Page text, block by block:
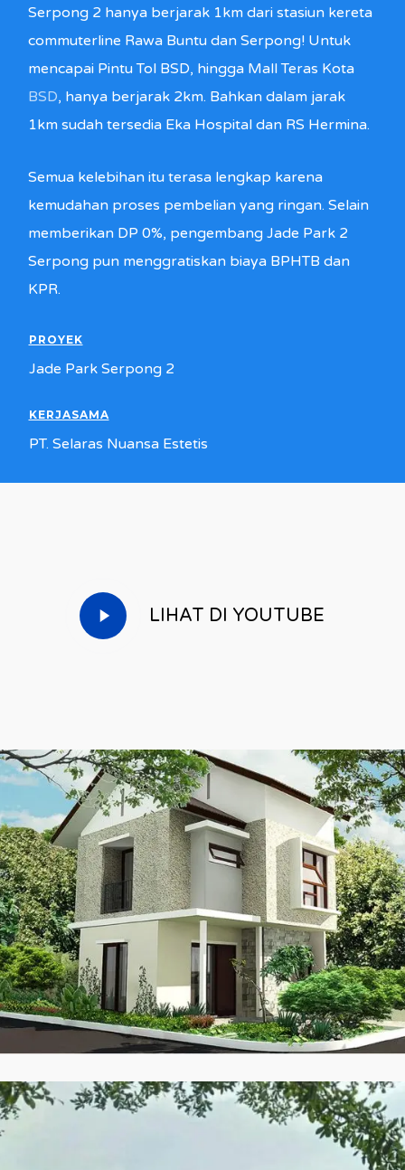
Serpong 2 hanya berjarak 1km dari stasiun kereta
commuterline Rawa Buntu dan Serpong! Untuk
mencapai Pintu Tol BSD, hingga Mall Teras Kota
BSD, hanya berjarak 2km. Bahkan dalam jarak
1km sudah tersedia Eka Hospital dan RS Hermina.
Semua kelebihan itu terasa lengkap karena
kemudahan proses pembelian yang ringan. Selain
memberikan DP 0%, pengembang Jade Park 2
Serpong pun menggratiskan biaya BPHTB dan
KPR.
PROYEK
Jade Park Serpong 2
KERJASAMA
PT. Selaras Nuansa Estetis
Play
Video
LIHAT DI YOUTUBE